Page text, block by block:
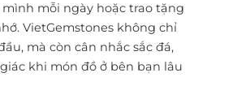
mỗi ngày hoặc trao tặng
VietGemstones không chỉ
mà còn cân nhắc sắc đá,
khi món đồ ở bên bạn lâu